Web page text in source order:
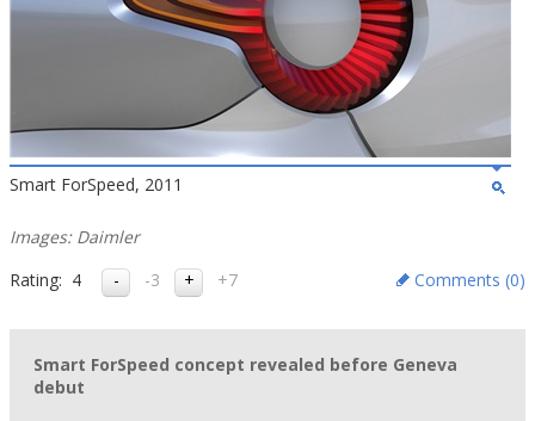
Smart ForSpeed, 2011
Images: Daimler
Rating: 4 -3 +7 Comments (0)
Smart ForSpeed concept revealed before Geneva
debut